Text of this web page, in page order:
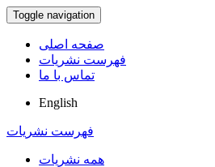
Toggle navigation
صفحه اصلی
فهرست نشریات
تماس با ما
English
فهرست نشریات
همه نشریات